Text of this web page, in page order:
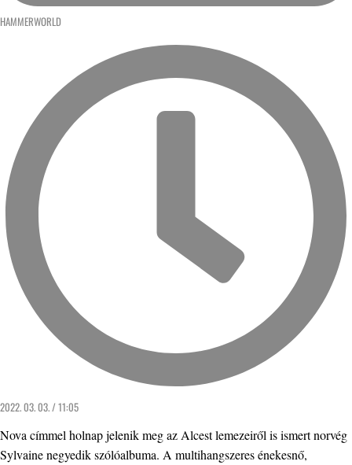
HAMMERWORLD
2022. 03. 03. / 11:05
Nova címmel holnap jelenik meg az Alcest lemezeiről is ismert norvég
Sylvaine negyedik szólóalbuma. A multihangszeres énekesnő,